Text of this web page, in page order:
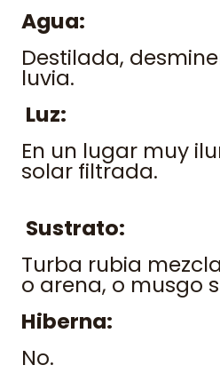
Agua:
Destilada,
luvia.
Luz:
En un lugar muy
solar filtrada.
Sustrato:
Turba rubia
o arena, o musgo
Hiberna:
No.